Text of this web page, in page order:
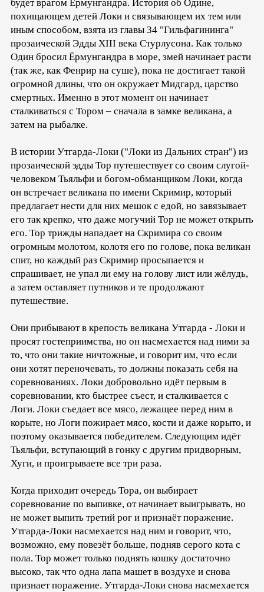
будет врагом Ёрмунгандра. История об Одине,
похищающем детей Локи и связывающем их тем или
иным способом, взята из главы 34 "Гильфагининга"
прозаической Эдды XIII века Стурлусона. Как только
Один бросил Ёрмунгандра в море, змей начинает расти
(так же, как Фенрир на суше), пока не достигает такой
огромной длины, что он окружает Мидгард, царство
смертных. Именно в этот момент он начинает
сталкиваться с Тором – сначала в замке великана, а
затем на рыбалке.
В истории Утгарда-Локи ("Локи из Дальних стран") из
прозаической эдды Тор путешествует со своим слугой-
человеком Тьяльфи и богом-обманщиком Локи, когда
он встречает великана по имени Скримир, который
предлагает нести для них мешок с едой, но завязывает
его так крепко, что даже могучий Тор не может открыть
его. Тор трижды нападает на Скримира со своим
огромным молотом, колотя его по голове, пока великан
спит, но каждый раз Скримир просыпается и
спрашивает, не упал ли ему на голову лист или жёлудь,
а затем оставляет путников и те продолжают
путешествие.
Они прибывают в крепость великана Утгарда - Локи и
просят гостеприимства, но он насмехается над ними за
то, что они такие ничтожные, и говорит им, что если
они хотят переночевать, то должны показать себя на
соревнованиях. Локи добровольно идёт первым в
соревновании, кто быстрее съест, и сталкивается с
Логи. Локи съедает все мясо, лежащее перед ним в
корыте, но Логи пожирает мясо, кости и даже корыто, и
поэтому оказывается победителем. Следующим идёт
Тьяльфи, вступающий в гонку с другим придворным,
Хуги, и проигрываете все три раза.
Когда приходит очередь Тора, он выбирает
соревнование по выпивке, от начинает выигрывать, но
не может выпить третий рог и признаёт поражение.
Утгарда-Локи насмехается над ним и говорит, что,
возможно, ему повезёт больше, подняв серого кота с
пола. Тор может только поднять кошку достаточно
высоко, так что одна лапа машет в воздухе и снова
признает поражение. Утгарда-Локи снова насмехается